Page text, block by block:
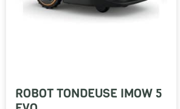
ROBOT TONDEUSE IMOW 5